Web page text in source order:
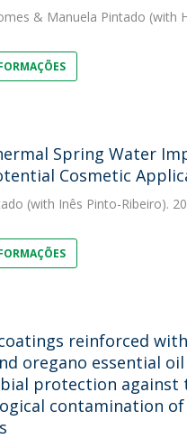
& Manuela Pintado (with
Spring Water
Cosmetic
(with Inês Pinto-Ribeiro).
reinforced
oregano essential oil
protection against
contamination